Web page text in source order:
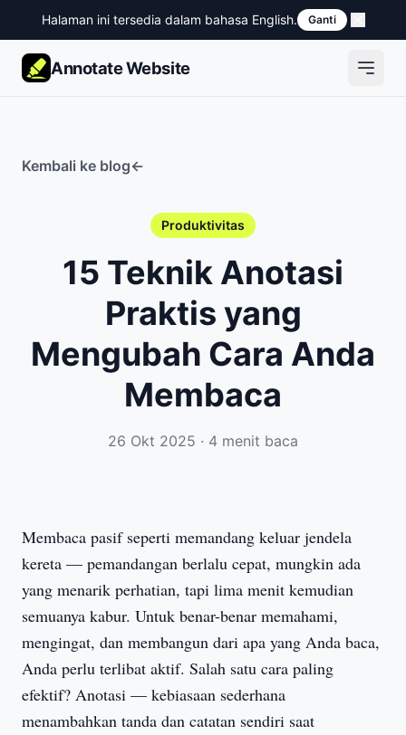
Halaman ini tersedia dalam bahasa English. Ganti
Annotate Website
Kembali ke blog←
Produktivitas
15 Teknik Anotasi
Praktis yang
Mengubah Cara Anda
Membaca
26 Okt 2025 · 4 menit baca
Membaca pasif seperti memandang keluar jendela
kereta — pemandangan berlalu cepat, mungkin ada
yang menarik perhatian, tapi lima menit kemudian
semuanya kabur. Untuk benar-benar memahami,
mengingat, dan membangun dari apa yang Anda baca,
Anda perlu terlibat aktif. Salah satu cara paling
efektif? Anotasi — kebiasaan sederhana
menambahkan tanda dan catatan sendiri saat